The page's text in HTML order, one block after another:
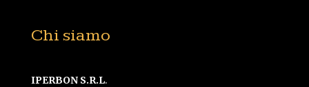
Chi siamo
IPERBON S.R.L.